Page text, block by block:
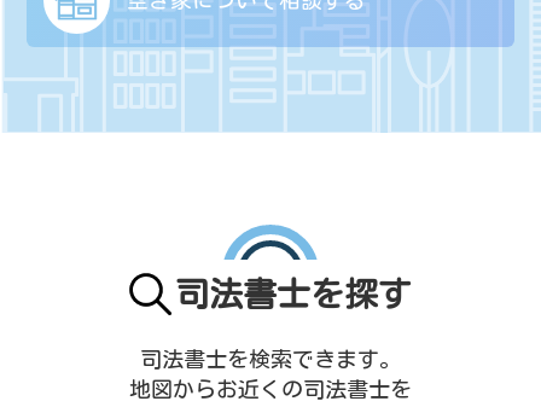
司法書士を探す
司法書士を検索できます。
地図からお近くの司法書士を